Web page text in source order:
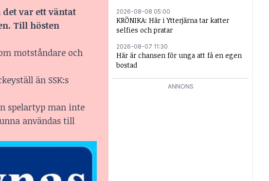
det var ett väntat
Till hösten
motståndare och
än SSK:s
spelartyp man inte
användas till
2026-08-08 05:00
KRÖNIKA: Här i Ytterjärna tar katter
selfies och pratar
2026-08-07 11:30
Här är chansen för unga att få en egen
bostad
ANNONS